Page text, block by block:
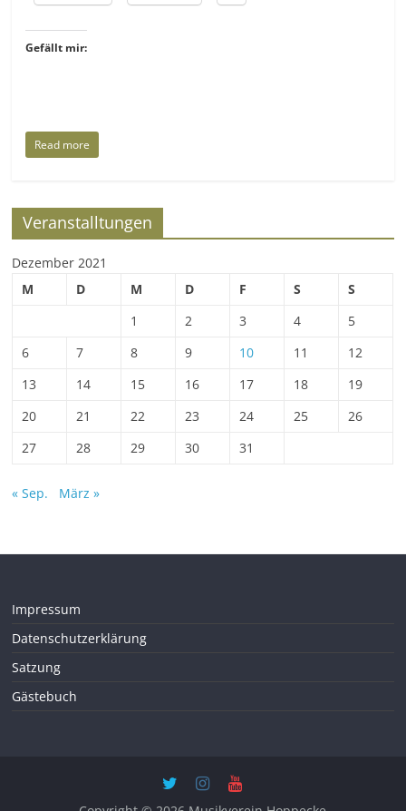
Gefällt mir:
Read more
Veranstalltungen
Dezember 2021
M
D M D F S
S
1
2 3 4
5
6
7 8 9 10 11
12
13
14 15 16 17 18
19
20
21 22 23 24 25
26
27
28 29 30 31
« Sep. März »
Impressum
Datenschutzerklärung
Satzung
Gästebuch